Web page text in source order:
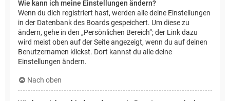
Wie kann ich meine Einstellungen ändern?
Wenn du dich registriert hast, werden alle deine Einstellungen
in der Datenbank des Boards gespeichert. Um diese zu
ändern, gehe in den „Persönlichen Bereich“; der Link dazu
wird meist oben auf der Seite angezeigt, wenn du auf deinen
Benutzernamen klickst. Dort kannst du alle deine
Einstellungen ändern.
Nach oben